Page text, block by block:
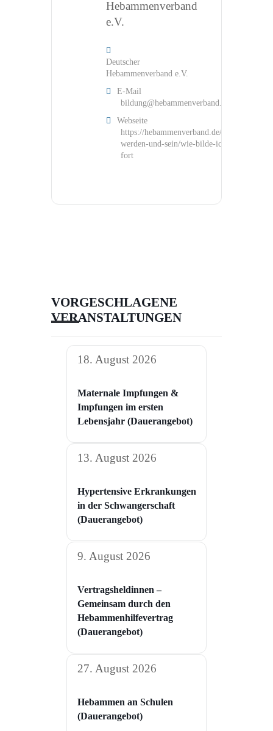
Deutscher
Hebammenverband e.V.
E-Mail
bildung@hebammenverband.de
Webseite
https://hebammenverband.de/hebamme-
werden-und-sein/wie-bilde-ich-mich-
fort
VORGESCHLAGENE
VERANSTALTUNGEN
18. August 2026
Maternale Impfungen &
Impfungen im ersten
Lebensjahr (Dauerangebot)
13. August 2026
Hypertensive Erkrankungen
in der Schwangerschaft​
(Dauerangebot)
9. August 2026
Vertragsheldinnen –
Gemeinsam durch den
Hebammenhilfevertrag
(Dauerangebot)
27. August 2026
Hebammen an Schulen
(Dauerangebot)